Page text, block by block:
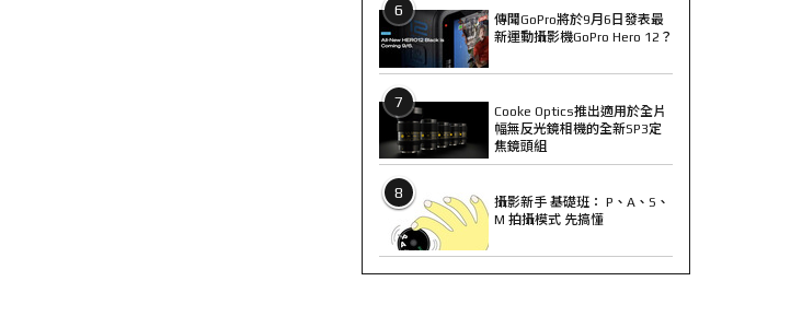
6
傳聞GoPro將於9月6日發表最
新運動攝影機GoPro Hero 12？
7
Cooke Optics推出適用於全片
幅無反光鏡相機的全新SP3定
焦鏡頭組
8
攝影新手 基礎班： P、A、S、
M 拍攝模式 先搞懂